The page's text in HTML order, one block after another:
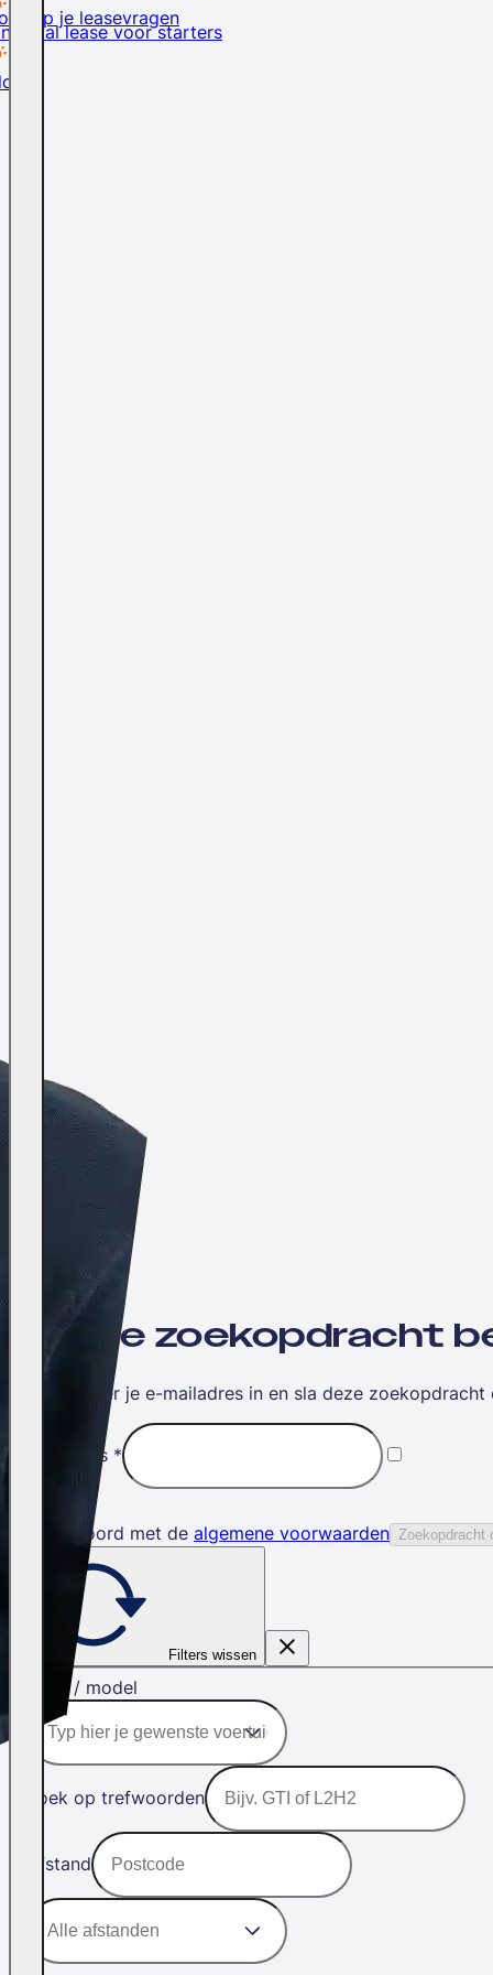
op je leasevragen
lease voor starters
Wil jij je zoekopdracht
Vul hieronder je e-mailadres in en sla deze
E-mailadres *
Ik ga akkoord met de algemene voorwaarden Zoekopdracht
Filters wissen
Merk / model
Zoek op trefwoorden
Afstand